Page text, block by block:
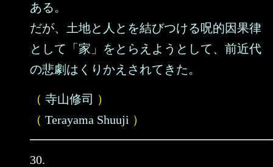
ある。
だが、土地と人とを結びつける呪的因果律
として「家」をとらえようとして、前近代
の悲劇はくりかえされてきた。
（ 寺山修司 ）
（ Terayama Shuuji ）
30.